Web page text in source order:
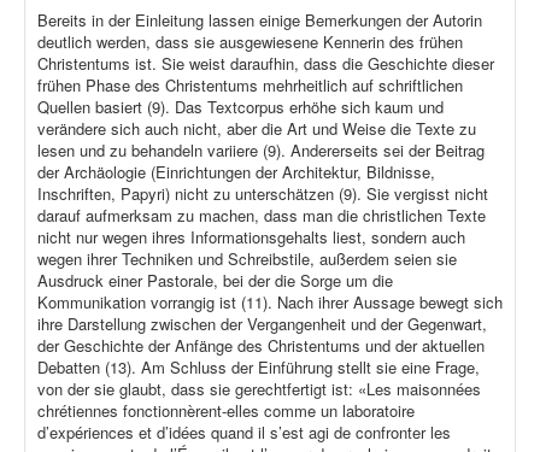
Bereits in der Einleitung lassen einige Bemerkungen der Autorin
deutlich werden, dass sie ausgewiesene Kennerin des frühen
Christentums ist. Sie weist daraufhin, dass die Geschichte dieser
frühen Phase des Christentums mehrheitlich auf schriftlichen
Quellen basiert (9). Das Textcorpus erhöhe sich kaum und
verändere sich auch nicht, aber die Art und Weise die Texte zu
lesen und zu behandeln variiere (9). Andererseits sei der Beitrag
der Archäologie (Einrichtungen der Architektur, Bildnisse,
Inschriften, Papyri) nicht zu unterschätzen (9). Sie vergisst nicht
darauf aufmerksam zu machen, dass man die christlichen Texte
nicht nur wegen ihres Informationsgehalts liest, sondern auch
wegen ihrer Techniken und Schreibstile, außerdem seien sie
Ausdruck einer Pastorale, bei der die Sorge um die
Kommunikation vorrangig ist (11). Nach ihrer Aussage bewegt sich
ihre Darstellung zwischen der Vergangenheit und der Gegenwart,
der Geschichte der Anfänge des Christentums und der aktuellen
Debatten (13). Am Schluss der Einführung stellt sie eine Frage,
von der sie glaubt, dass sie gerechtfertigt ist: «Les maisonnées
chrétiennes fonctionnèrent-elles comme un laboratoire
d’expériences et d’idées quand il s’est agi de confronter les